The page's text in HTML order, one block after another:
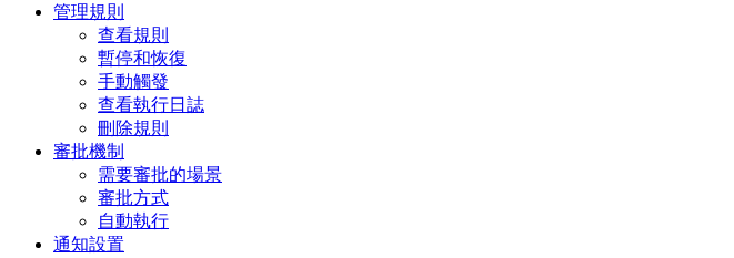
管理規則
查看規則
暫停和恢復
手動觸發
查看執行日誌
刪除規則
審批機制
需要審批的場景
審批方式
自動執行
通知設置